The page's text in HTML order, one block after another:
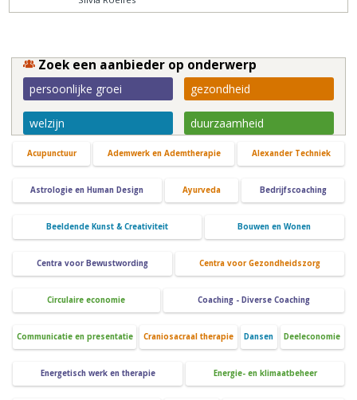
Zoek een aanbieder op onderwerp
persoonlijke groei gezondheid
welzijn duurzaamheid
Acupunctuur Ademwerk en Ademtherapie Alexander Techniek
Astrologie en Human Design Ayurveda Bedrijfscoaching
Beeldende Kunst & Creativiteit Bouwen en Wonen
Centra voor Bewustwording Centra voor Gezondheidszorg
Circulaire economie Coaching - Diverse Coaching
Communicatie en presentatie Craniosacraal therapie Dansen Deeleconomie
Energetisch werk en therapie Energie- en klimaatbeheer